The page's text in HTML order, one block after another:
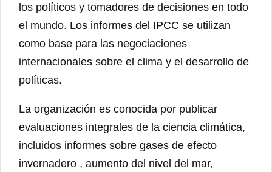
los políticos y tomadores de decisiones en todo
el mundo. Los informes del IPCC se utilizan
como base para las negociaciones
internacionales sobre el clima y el desarrollo de
políticas.
La organización es conocida por publicar
evaluaciones integrales de la ciencia climática,
incluidos informes sobre gases de efecto
invernadero , aumento del nivel del mar,